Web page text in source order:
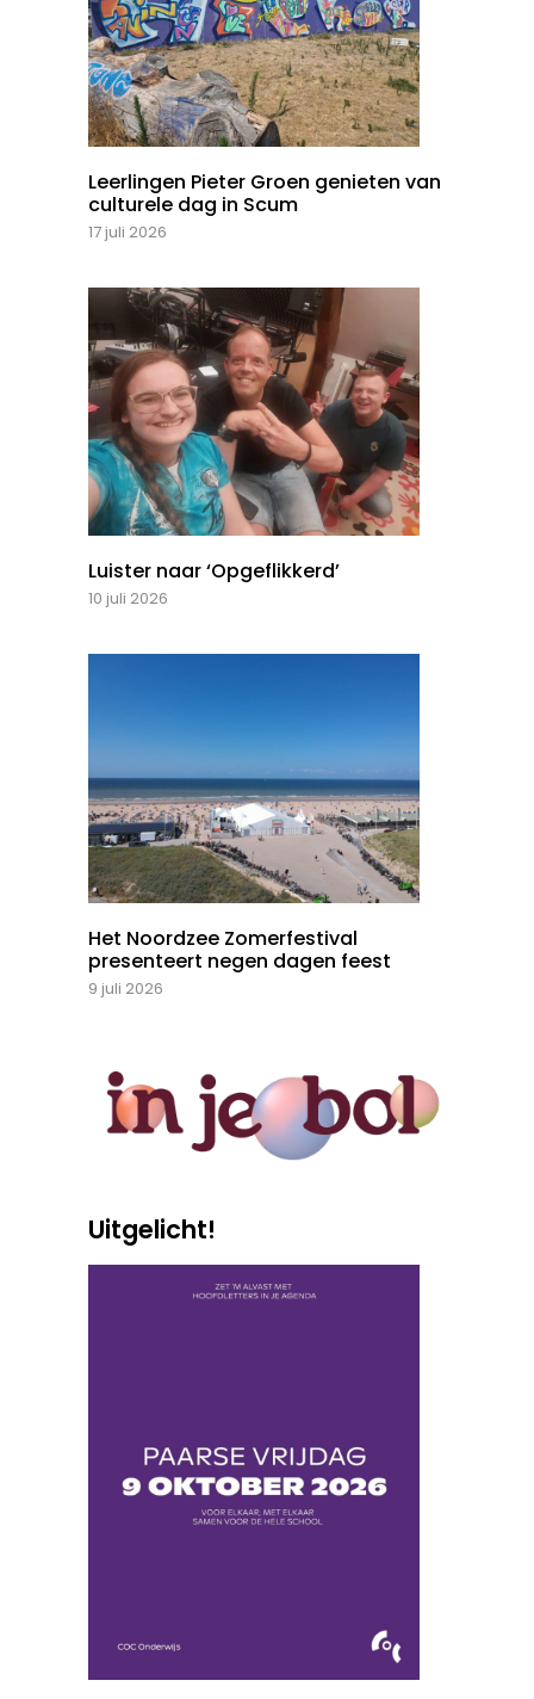
Leerlingen Pieter Groen genieten van
culturele dag in Scum
17 juli 2026
Luister naar ‘Opgeflikkerd’
10 juli 2026
Het Noordzee Zomerfestival
presenteert negen dagen feest
9 juli 2026
Uitgelicht!